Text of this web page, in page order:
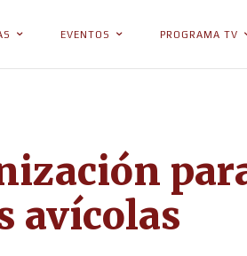
EVENTOS PROGRAMA TV
avícolas